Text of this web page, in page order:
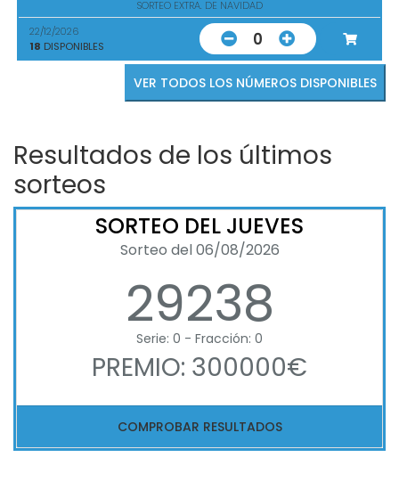
SORTEO EXTRA. DE NAVIDAD
22/12/2026
18 DISPONIBLES 0
VER TODOS LOS NÚMEROS DISPONIBLES
Resultados de los últimos
sorteos
SORTEO DEL JUEVES
Sorteo del 06/08/2026
29238
Serie: 0 - Fracción: 0
PREMIO: 300000€
COMPROBAR RESULTADOS